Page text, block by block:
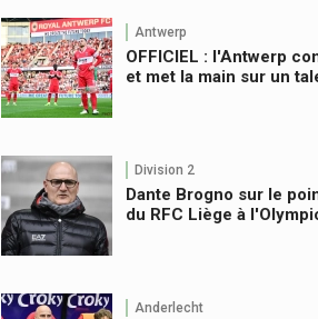
Antwerp
OFFICIEL : l'Antwerp
et met la main sur un
Division 2
Dante Brogno sur le
du RFC Liège à
Anderlecht